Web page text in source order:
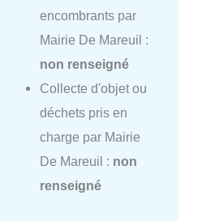
encombrants par
Mairie De Mareuil :
non renseigné
Collecte d'objet ou
déchets pris en
charge par Mairie
De Mareuil : non
renseigné